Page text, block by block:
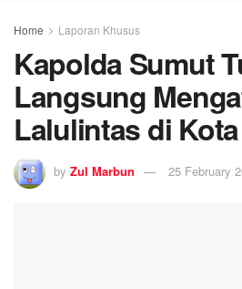
Home Laporan Khusus
Kapolda Sumut
Langsung
Lalulintas di
by Zul Marbun 25 February